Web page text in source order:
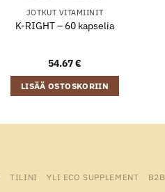
JOTKUT VITAMIINIT
K-RIGHT – 60 kapselia
54.67€
LISÄÄ OSTOSKORIIN
TILINI YLI ECO SUPPLEMENT B2B